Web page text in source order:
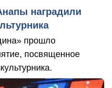
наградили
прошло
посвященное